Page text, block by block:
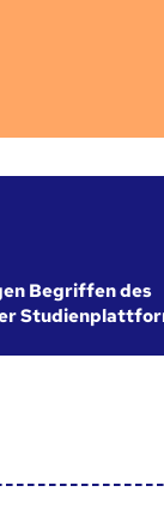
Begriffen des